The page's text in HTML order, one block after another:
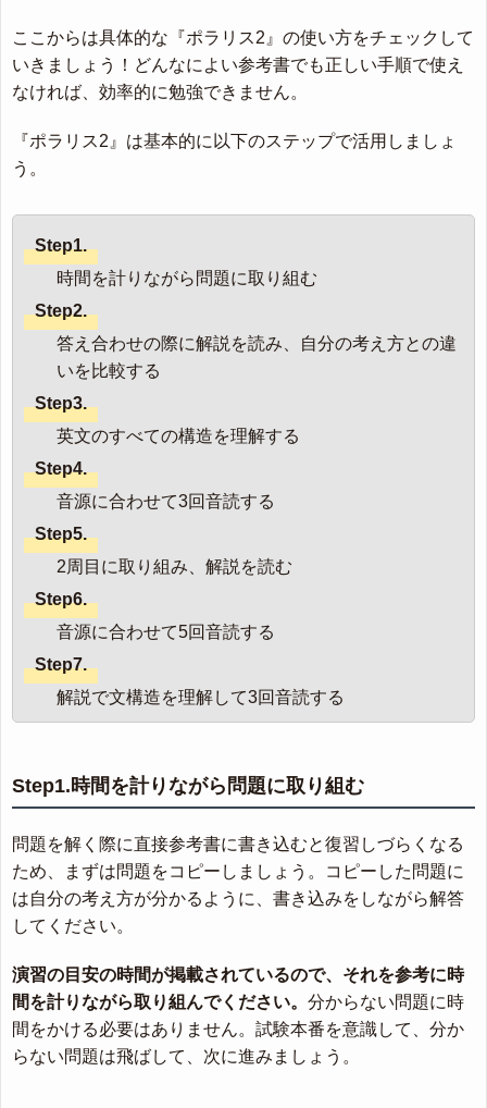
ここからは具体的な『ポラリス2』の使い方をチェックして
いきましょう！どんなによい参考書でも正しい手順で使え
なければ、効率的に勉強できません。
『ポラリス2』は基本的に以下のステップで活用しましょ
う。
Step1.
時間を計りながら問題に取り組む
Step2.
答え合わせの際に解説を読み、自分の考え方との違
いを比較する
Step3.
英文のすべての構造を理解する
Step4.
音源に合わせて3回音読する
Step5.
2周目に取り組み、解説を読む
Step6.
音源に合わせて5回音読する
Step7.
解説で文構造を理解して3回音読する
Step1.時間を計りながら問題に取り組む
問題を解く際に直接参考書に書き込むと復習しづらくなる
ため、まずは問題をコピーしましょう。コピーした問題に
は自分の考え方が分かるように、書き込みをしながら解答
してください。
演習の目安の時間が掲載されているので、それを参考に時
間を計りながら取り組んでください。 分からない問題に時
間をかける必要はありません。試験本番を意識して、分か
らない問題は飛ばして、次に進みましょう。